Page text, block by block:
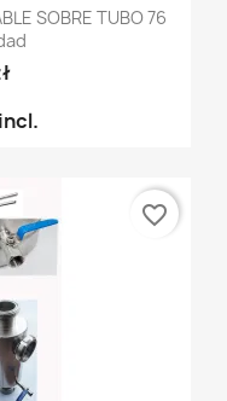
SOBRE TUBO 76
favorite_border